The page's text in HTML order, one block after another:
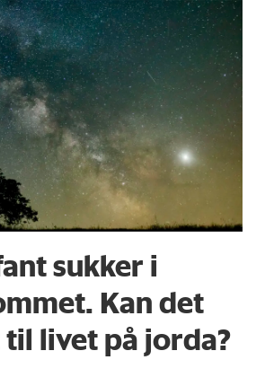
sukker i
Kan det
livet på jorda?